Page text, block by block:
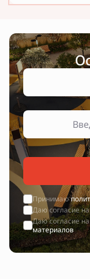
Принимаю
Даю согласие
Даю согласие
материалов